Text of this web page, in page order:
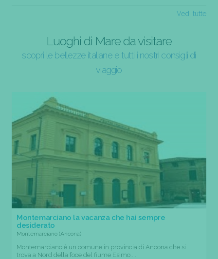
Vedi tutte
Luoghi di Mare da visitare
scopri le bellezze italiane e tutti i nostri consigli di
viaggio
Montemarciano la vacanza che hai sempre
desiderato
Montemarciano (Ancona)
Montemarciano è un comune in provincia di Ancona che si
trova a Nord della foce del fiume Esimo....